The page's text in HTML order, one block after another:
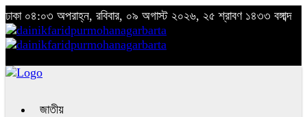
ঢাকা ০৪:০৩ অপরাহ্ন, রবিবার, ০৯ অগাস্ট ২০২৬, ২৫ শ্রাবণ ১৪৩৩ বঙ্গাব্দ
জাতীয়